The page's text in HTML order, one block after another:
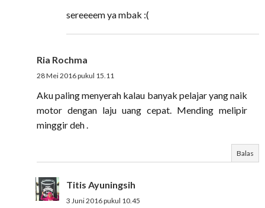
sereeeem ya mbak :(
Ria Rochma
28 Mei 2016 pukul 15.11
Aku paling menyerah kalau banyak pelajar yang naik
motor dengan laju uang cepat. Mending melipir
minggir deh .
Balas
Titis Ayuningsih
3 Juni 2016 pukul 10.45